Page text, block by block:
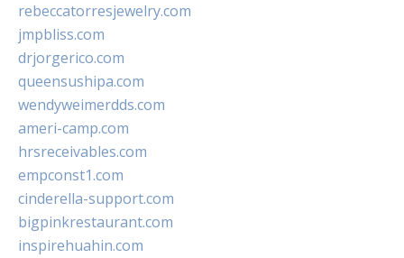
rebeccatorresjewelry.com
jmpbliss.com
drjorgerico.com
queensushipa.com
wendyweimerdds.com
ameri-camp.com
hrsreceivables.com
empconst1.com
cinderella-support.com
bigpinkrestaurant.com
inspirehuahin.com